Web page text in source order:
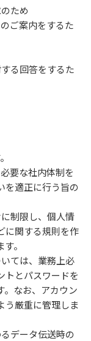
ため
ご案内をするた
る回答をするた
要な社内体制を
を適正に行う旨の
制限し、個人情
に関する規則を作
。
ては、業務上必
トとパスワードを
。なお、アカウン
う厳重に管理しま
データ伝送時の